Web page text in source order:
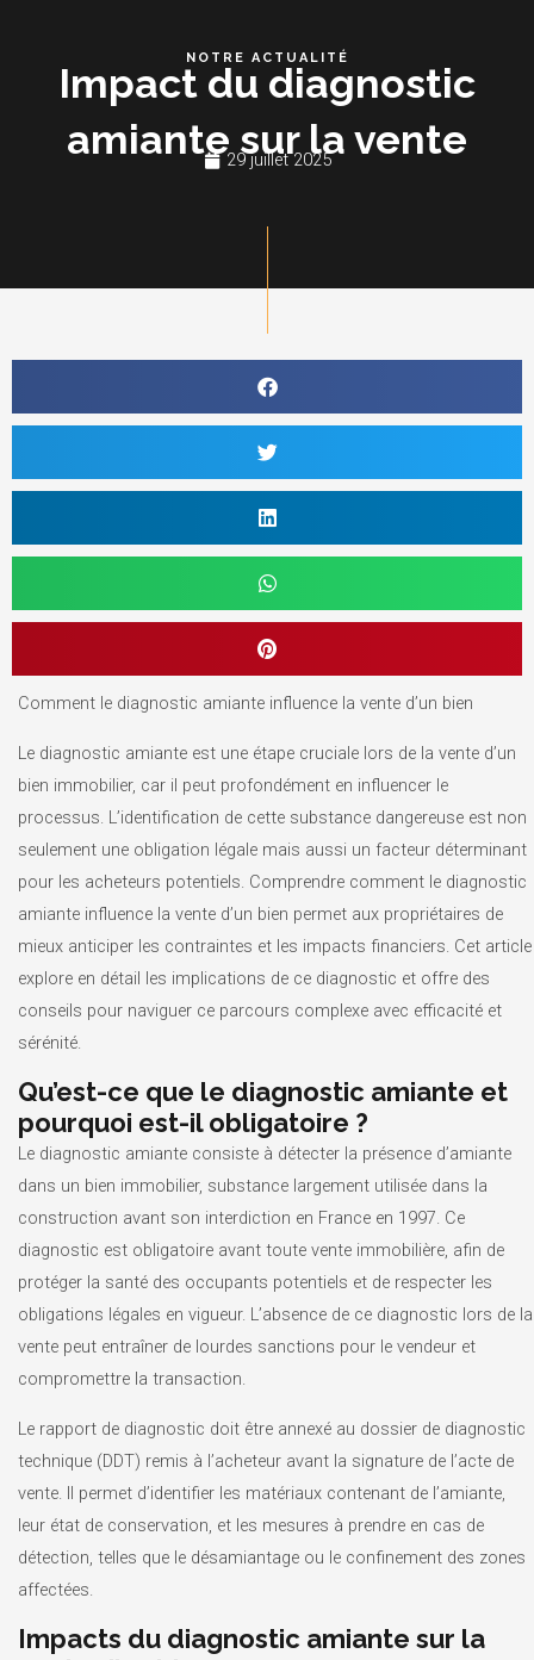
NOTRE ACTUALITÉ
Impact du diagnostic
amiante sur la vente
29 juillet 2025
Comment le diagnostic amiante influence la vente d’un bien
Le diagnostic amiante est une étape cruciale lors de la vente d’un
bien immobilier, car il peut profondément en influencer le
processus. L’identification de cette substance dangereuse est non
seulement une obligation légale mais aussi un facteur déterminant
pour les acheteurs potentiels. Comprendre comment le diagnostic
amiante influence la vente d’un bien permet aux propriétaires de
mieux anticiper les contraintes et les impacts financiers. Cet article
explore en détail les implications de ce diagnostic et offre des
conseils pour naviguer ce parcours complexe avec efficacité et
sérénité.
Qu’est-ce que le diagnostic amiante et
pourquoi est-il obligatoire ?
Le diagnostic amiante consiste à détecter la présence d’amiante
dans un bien immobilier, substance largement utilisée dans la
construction avant son interdiction en France en 1997. Ce
diagnostic est obligatoire avant toute vente immobilière, afin de
protéger la santé des occupants potentiels et de respecter les
obligations légales en vigueur. L’absence de ce diagnostic lors de la
vente peut entraîner de lourdes sanctions pour le vendeur et
compromettre la transaction.
Le rapport de diagnostic doit être annexé au dossier de diagnostic
technique (DDT) remis à l’acheteur avant la signature de l’acte de
vente. Il permet d’identifier les matériaux contenant de l’amiante,
leur état de conservation, et les mesures à prendre en cas de
détection, telles que le désamiantage ou le confinement des zones
affectées.
Impacts du diagnostic amiante sur la